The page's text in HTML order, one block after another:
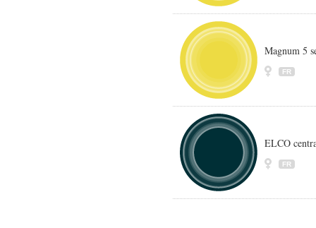
Magnum 5
FR
ELCO
FR